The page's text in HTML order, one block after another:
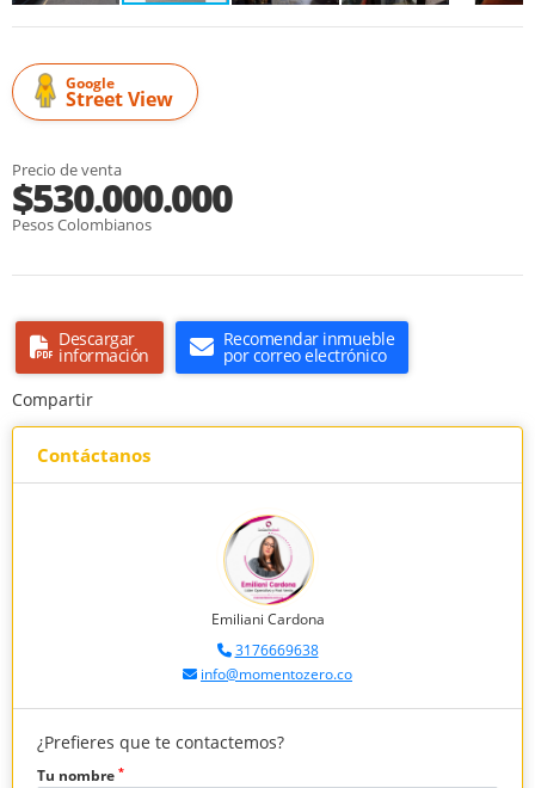
Google
Street View
Precio de venta
$530.000.000
Pesos Colombianos
Descargar
información
Recomendar inmueble
por correo electrónico
Compartir
Contáctanos
Emiliani Cardona
3176669638
info@momentozero.co
¿Prefieres que te contactemos?
Tu nombre *